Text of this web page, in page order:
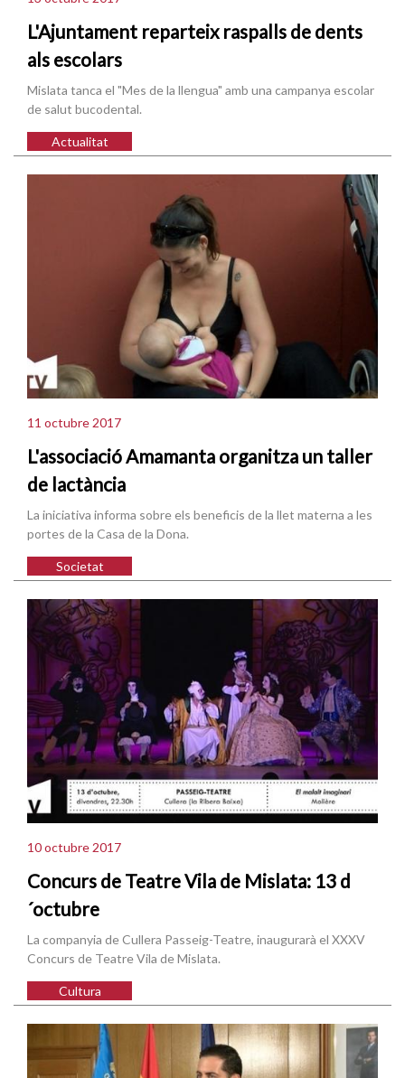
L'Ajuntament reparteix raspalls de dents
als escolars
Mislata tanca el "Mes de la llengua" amb una campanya escolar
de salut bucodental.
Actualitat
11 octubre 2017
L'associació Amamanta organitza un taller
de lactància
La iniciativa informa sobre els beneficis de la llet materna a les
portes de la Casa de la Dona.
Societat
10 octubre 2017
Concurs de Teatre Vila de Mislata: 13 d
´octubre
La companyia de Cullera Passeig-Teatre, inaugurarà el XXXV
Concurs de Teatre Vila de Mislata.
Cultura